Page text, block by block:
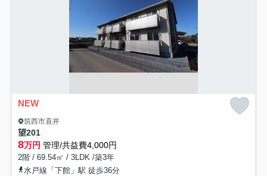
NEW
筑西市直井
望201
8万円 管理/共益費4,000円
2階 / 69.54㎡ / 3LDK /築3年
水戸線「下館」駅 徒歩36分